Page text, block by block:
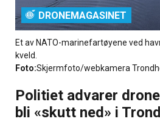
DRONEMAGASINET
Et av NATO-marinefartøyene ved
kveld.
Foto:Skjermfoto/webkamera
Politiet advarer
bli «skutt ned» i